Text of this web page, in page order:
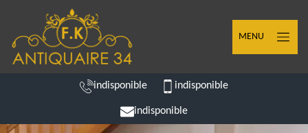
MENU
indisponible indisponible
indisponible